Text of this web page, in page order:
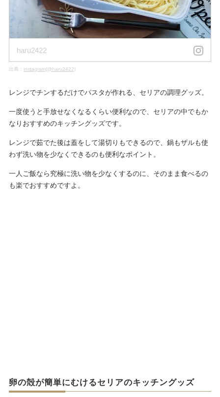
haru2422
出典： instagram(@haru2422)
レンジでチンするだけでパスタが作れる、セリアの調理グッズ。
一度使うと手放せなくなるくらい便利なので、セリアの中でもか
なりおすすめのキッチングッズです。
レンジで茹でた後は蓋をして湯切りもできるので、鍋もザルも使
わず洗い物を少なくできるのも便利なポイント。
一人ご飯なら究極に洗い物を少なくするのに、そのまま食べるの
も楽でおすすめですよ。
卵の殻が簡単にむけるセリアのキッチングッズ